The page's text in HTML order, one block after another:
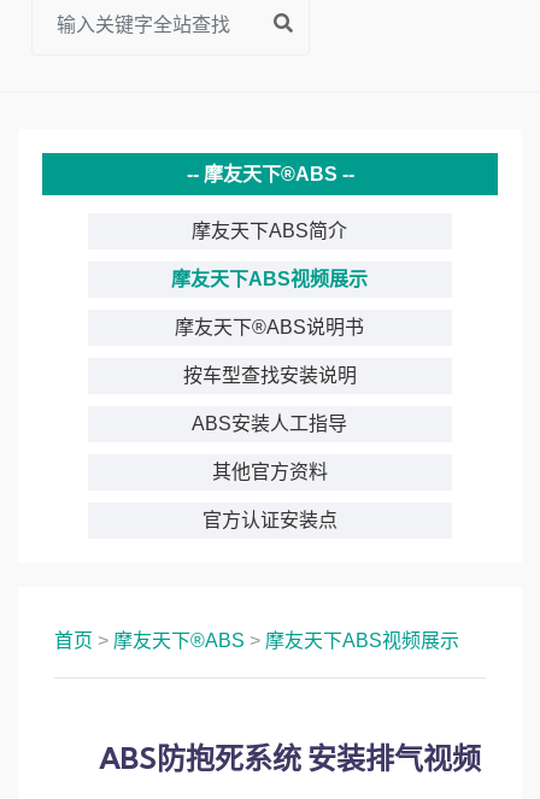
摩友天下®ABS
摩友天下ABS简介
摩友天下ABS视频展示
摩友天下®ABS说明书
按车型查找安装说明
ABS安装人工指导
其他官方资料
官方认证安装点
首页 > 摩友天下®ABS > 摩友天下ABS视频展示
ABS防抱死系统 安装排气视频